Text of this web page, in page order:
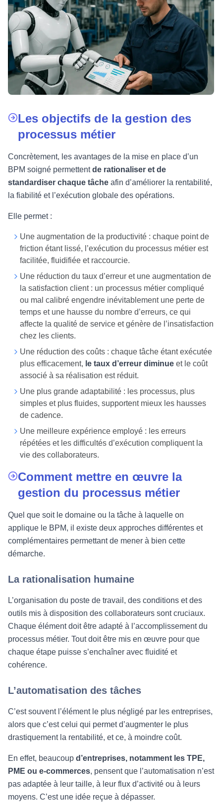
Les objectifs de la gestion des
processus métier
Concrètement, les avantages de la mise en place d’un
BPM soigné permettentde rationaliser et de
standardiser chaque tâche afin d’améliorer la rentabilité,
la fiabilité et l’exécution globale des opérations.
Elle permet :
Une augmentation de la productivité : chaque point de
friction étant lissé, l’exécution du processus métier est
facilitée, fluidifiée et raccourcie.
Une réduction du taux d’erreur et une augmentation de
la satisfaction client : un processus métier compliqué
ou mal calibré engendre inévitablement une perte de
temps et une hausse du nombre d’erreurs, ce qui
affecte la qualité de service et génère de l’insatisfaction
chez les clients.
Une réduction des coûts : chaque tâche étant exécutée
plus efficacement, le taux d’erreur diminue et le coût
associé à sa réalisation est réduit.
Une plus grande adaptabilité : les processus, plus
simples et plus fluides, supportent mieux les hausses
de cadence.
Une meilleure expérience employé : les erreurs
répétées et les difficultés d’exécution compliquent la
vie des collaborateurs.
Comment mettre en œuvre la
gestion du processus métier
Quel que soit le domaine ou la tâche à laquelle on
applique le BPM, il existe deux approches différentes et
complémentaires permettant de mener à bien cette
démarche.
La rationalisation humaine
L’organisation du poste de travail, des conditions et des
outils mis à disposition des collaborateurs sont cruciaux.
Chaque élément doit être adapté à l’accomplissement du
processus métier. Tout doit être mis en œuvre pour que
chaque étape puisse s’enchaîner avec fluidité et
cohérence.
L’automatisation des tâches
C’est souvent l’élément le plus négligé par les entreprises,
alors que c’est celui qui permet d’augmenter le plus
drastiquement la rentabilité, et ce, à moindre coût.
En effet, beaucoup d’entreprises, notamment les TPE,
PME ou e-commerces, pensent que l’automatisation n’est
pas adaptée à leur taille, à leur flux d’activité ou à leurs
moyens. C’est une idée reçue à dépasser.